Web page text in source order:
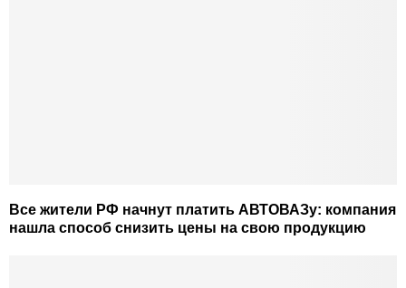
Все жители РФ начнут платить АВТОВАЗу: компания
нашла способ снизить цены на свою продукцию